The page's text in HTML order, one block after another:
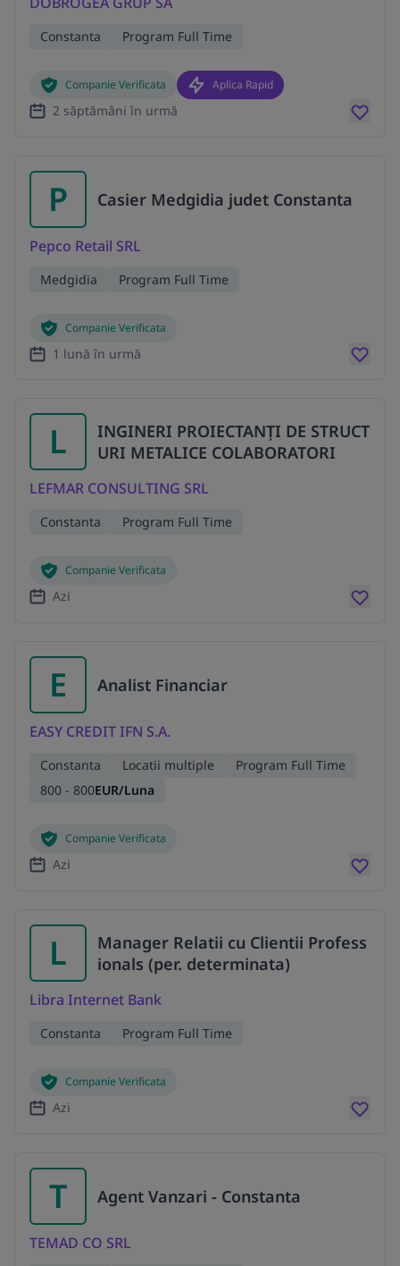
Constanta Program Full Time
Companie Verificata Aplica Rapid
2 săptămâni în urmă
P Casier Medgidia judet Constanta
Pepco Retail SRL
Medgidia Program Full Time
Companie Verificata
1 lună în urmă
L
INGINERI PROIECTANȚI DE STRUCT
URI METALICE COLABORATORI
LEFMAR CONSULTING SRL
Constanta Program Full Time
Companie Verificata
Azi
E Analist Financiar
EASY CREDIT IFN S.A.
Constanta Locatii multiple
Program Full Time
800 - 800EUR/Luna
Companie Verificata
Azi
L
Manager Relatii cu Clientii Profess
ionals (per. determinata)
Libra Internet Bank
Constanta Program Full Time
Companie Verificata
Azi
T Agent Vanzari - Constanta
TEMAD CO SRL